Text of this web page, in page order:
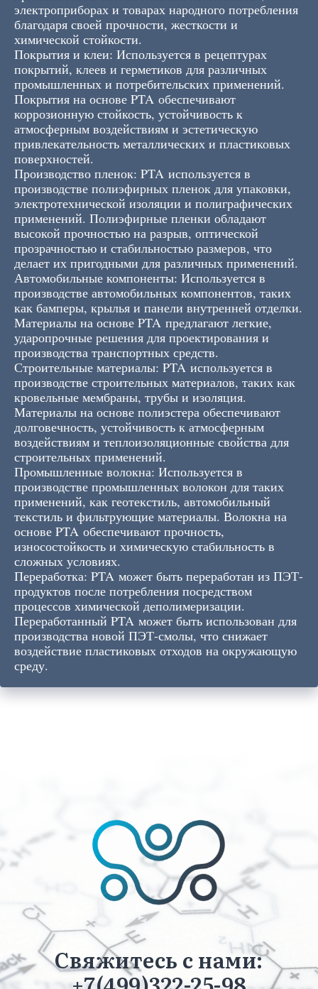
электроприборах и товарах народного потребления
благодаря своей прочности, жесткости и
химической стойкости.
Покрытия и клеи: Используется в рецептурах
покрытий, клеев и герметиков для различных
промышленных и потребительских применений.
Покрытия на основе PTA обеспечивают
коррозионную стойкость, устойчивость к
атмосферным воздействиям и эстетическую
привлекательность металлических и пластиковых
поверхностей.
Производство пленок: PTA используется в
производстве полиэфирных пленок для упаковки,
электротехнической изоляции и полиграфических
применений. Полиэфирные пленки обладают
высокой прочностью на разрыв, оптической
прозрачностью и стабильностью размеров, что
делает их пригодными для различных применений.
Автомобильные компоненты: Используется в
производстве автомобильных компонентов, таких
как бамперы, крылья и панели внутренней отделки.
Материалы на основе PTA предлагают легкие,
ударопрочные решения для проектирования и
производства транспортных средств.
Строительные материалы: PTA используется в
производстве строительных материалов, таких как
кровельные мембраны, трубы и изоляция.
Материалы на основе полиэстера обеспечивают
долговечность, устойчивость к атмосферным
воздействиям и теплоизоляционные свойства для
строительных применений.
Промышленные волокна: Используется в
производстве промышленных волокон для таких
применений, как геотекстиль, автомобильный
текстиль и фильтрующие материалы. Волокна на
основе PTA обеспечивают прочность,
износостойкость и химическую стабильность в
сложных условиях.
Переработка: PTA может быть переработан из ПЭТ-
продуктов после потребления посредством
процессов химической деполимеризации.
Переработанный PTA может быть использован для
производства новой ПЭТ-смолы, что снижает
воздействие пластиковых отходов на окружающую
среду.
Свяжитесь с нами: